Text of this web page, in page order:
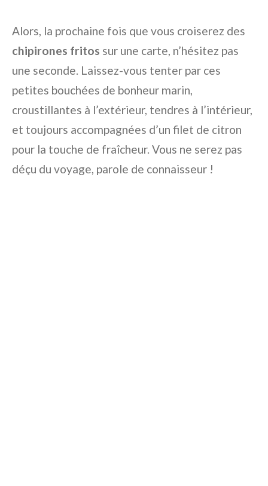
Alors, la prochaine fois que vous croiserez des
chipirones fritos sur une carte, n’hésitez pas
une seconde. Laissez-vous tenter par ces
petites bouchées de bonheur marin,
croustillantes à l’extérieur, tendres à l’intérieur,
et toujours accompagnées d’un filet de citron
pour la touche de fraîcheur. Vous ne serez pas
déçu du voyage, parole de connaisseur !